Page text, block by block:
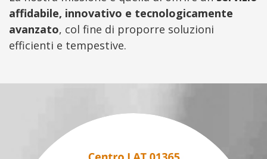
affidabile, innovativo e tecnologicamente
avanzato, col fine di proporre soluzioni
efficienti e tempestive.